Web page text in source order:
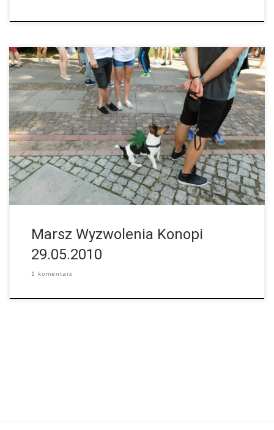
Po zmianach prawa u naszych sąsiadów Czechów takowe są
wyczekiwane również i u nas. Dlatego też 29 maja wszyscy
miłośnicy marihuany zbierają się pod pałacem kultury w
Warszawie, skąd rozpocznie […]
Marsz Wyzwolenia Konopi
29.05.2010
1 komentarz